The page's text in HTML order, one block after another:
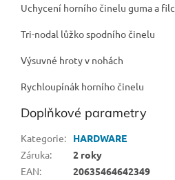
Uchycení horního činelu guma a filc
Tri-nodal lůžko spodního činelu
Výsuvné hroty v nohách
Rychloupínák horního činelu
Doplňkové parametry
Kategorie:
HARDWARE
Záruka:
2 roky
EAN:
20635464642349